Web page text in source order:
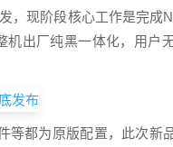
，现阶段核心工作是完成
出厂纯黑一体化，用户
等都为原版配置，此次新